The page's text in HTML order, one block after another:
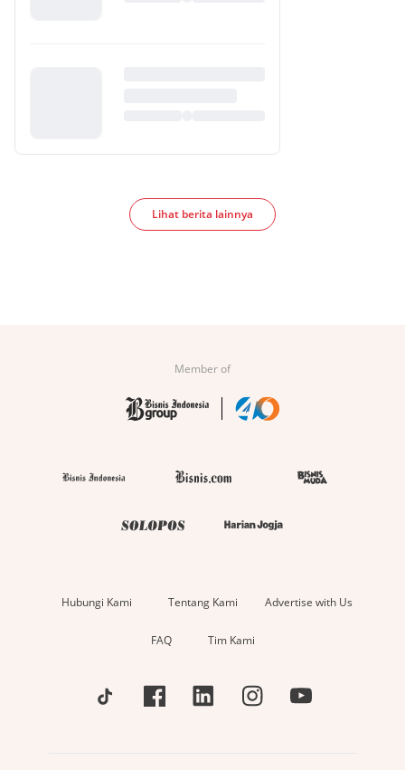
Lihat berita lainnya
Member of
Hubungi Kami Tentang Kami Advertise with Us
FAQ Tim Kami